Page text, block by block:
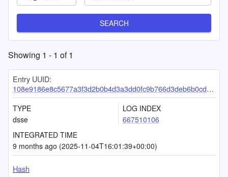
SEARCH
Showing 1 - 1 of1
Entry UUID:
108e9186e8c5677a3f3d2b0b4d3a3dd0fc9b766d3deb6b0cda03a93dca616ab1888461cd7377c3bf
TYPE
dsse
LOG INDEX
667510106
INTEGRATED TIME
9 months ago (2025-11-04T16:01:39+00:00)
Hash